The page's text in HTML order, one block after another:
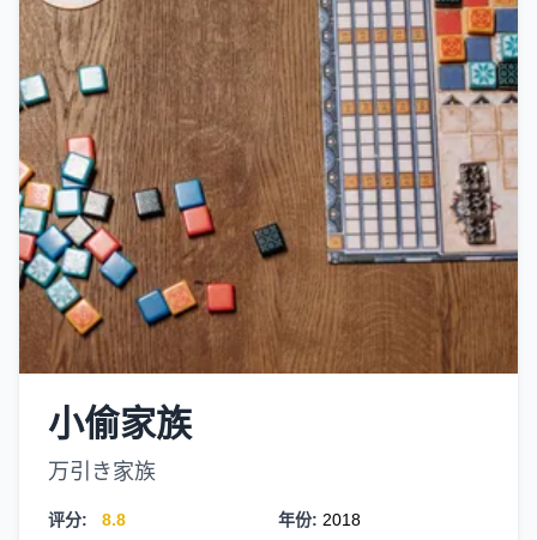
小偷家族
万引き家族
评分: 8.8 年份: 2018